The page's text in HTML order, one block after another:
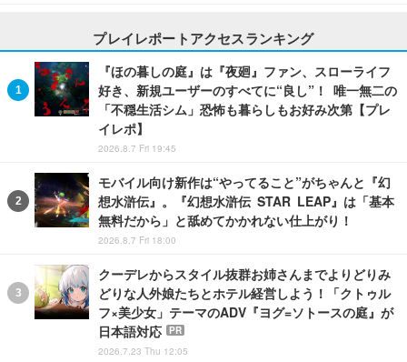
プレイレポートアクセスランキング
『ほの暮しの庭』は『夜廻』ファン、スローライフ
好き、新規ユーザーのすべてに“良し”！ 唯一無二の
「不穏生活シム」恐怖も暮らしもお好み次第【プレ
イレポ】
2026.8.7 Fri 19:45
モバイル向け新作は“やってること”がちゃんと『幻
想水滸伝』。『幻想水滸伝 STAR LEAP』は「基本
無料だから」と舐めてかかれない仕上がり！
2026.8.7 Fri 18:00
クーデレからスタイル抜群お姉さんまでよりどりみ
どりな人外娘たちとホテル経営しよう！「クトゥル
フ×美少女」テーマのADV『ヨグ=ソトースの庭』が
日本語対応
PR
2026.7.23 Thu 12:05